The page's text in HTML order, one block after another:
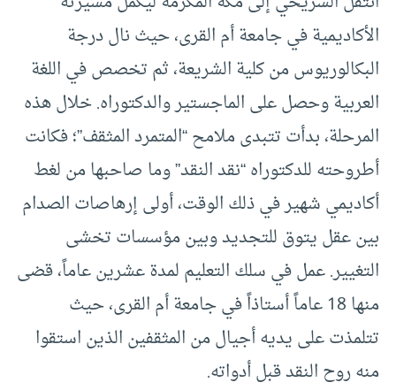
الأكاديمية في جامعة أم القرى، حيث نال درجة
البكالوريوس من كلية الشريعة، ثم تخصص في اللغة
العربية وحصل على الماجستير والدكتوراه. خلال هذه
المرحلة، بدأت تتبدى ملامح “المتمرد المثقف”؛ فكانت
أطروحته للدكتوراه “نقد النقد” وما صاحبها من لغط
أكاديمي شهير في ذلك الوقت، أولى إرهاصات الصدام
بين عقل يتوق للتجديد وبين مؤسسات تخشى
التغيير. عمل في سلك التعليم لمدة عشرين عاماً، قضى
منها 18 عاماً أستاذاً في جامعة أم القرى، حيث
تتلمذت على يديه أجيال من المثقفين الذين استقوا
منه روح النقد قبل أدواته.